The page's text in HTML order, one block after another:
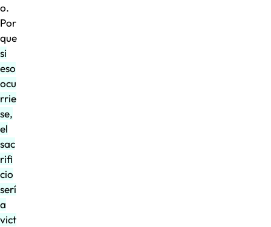
o.
Por
que
si
eso
ocu
rrie
se,
el
sac
rifi
cio
serí
a
vict